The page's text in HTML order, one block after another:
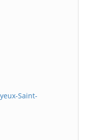
Saint-